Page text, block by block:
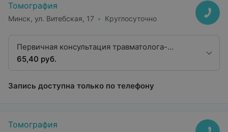
Томография
Минск, ул. Витебская, 17 Круглосуточно
Первичная консультация травматолога-
ортопеда, к.м.н.
65,40 руб.
Запись доступна только по телефону
Томография